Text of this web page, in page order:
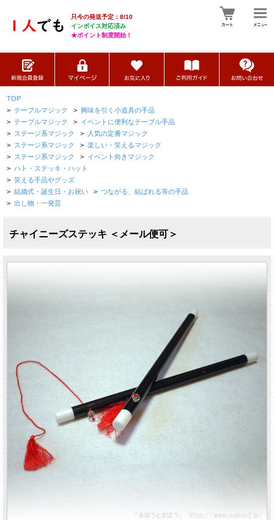
只今の発送予定：8/10
インボイス対応済み
★ポイント制度開始！
TOP
> テーブルマジック > 興味を引く小道具の手品
> テーブルマジック > イベントに便利なテーブル手品
> ステージ系マジック > 人気の定番マジック
> ステージ系マジック > 楽しい・笑えるマジック
> ステージ系マジック > イベント向きマジック
> ハト・ステッキ・ハット
> 笑える手品やグッズ
> 結婚式・誕生日・お祝い > つながる、結ばれる等の手品
> 出し物・一発芸
チャイニーズステッキ ＜メール便可＞